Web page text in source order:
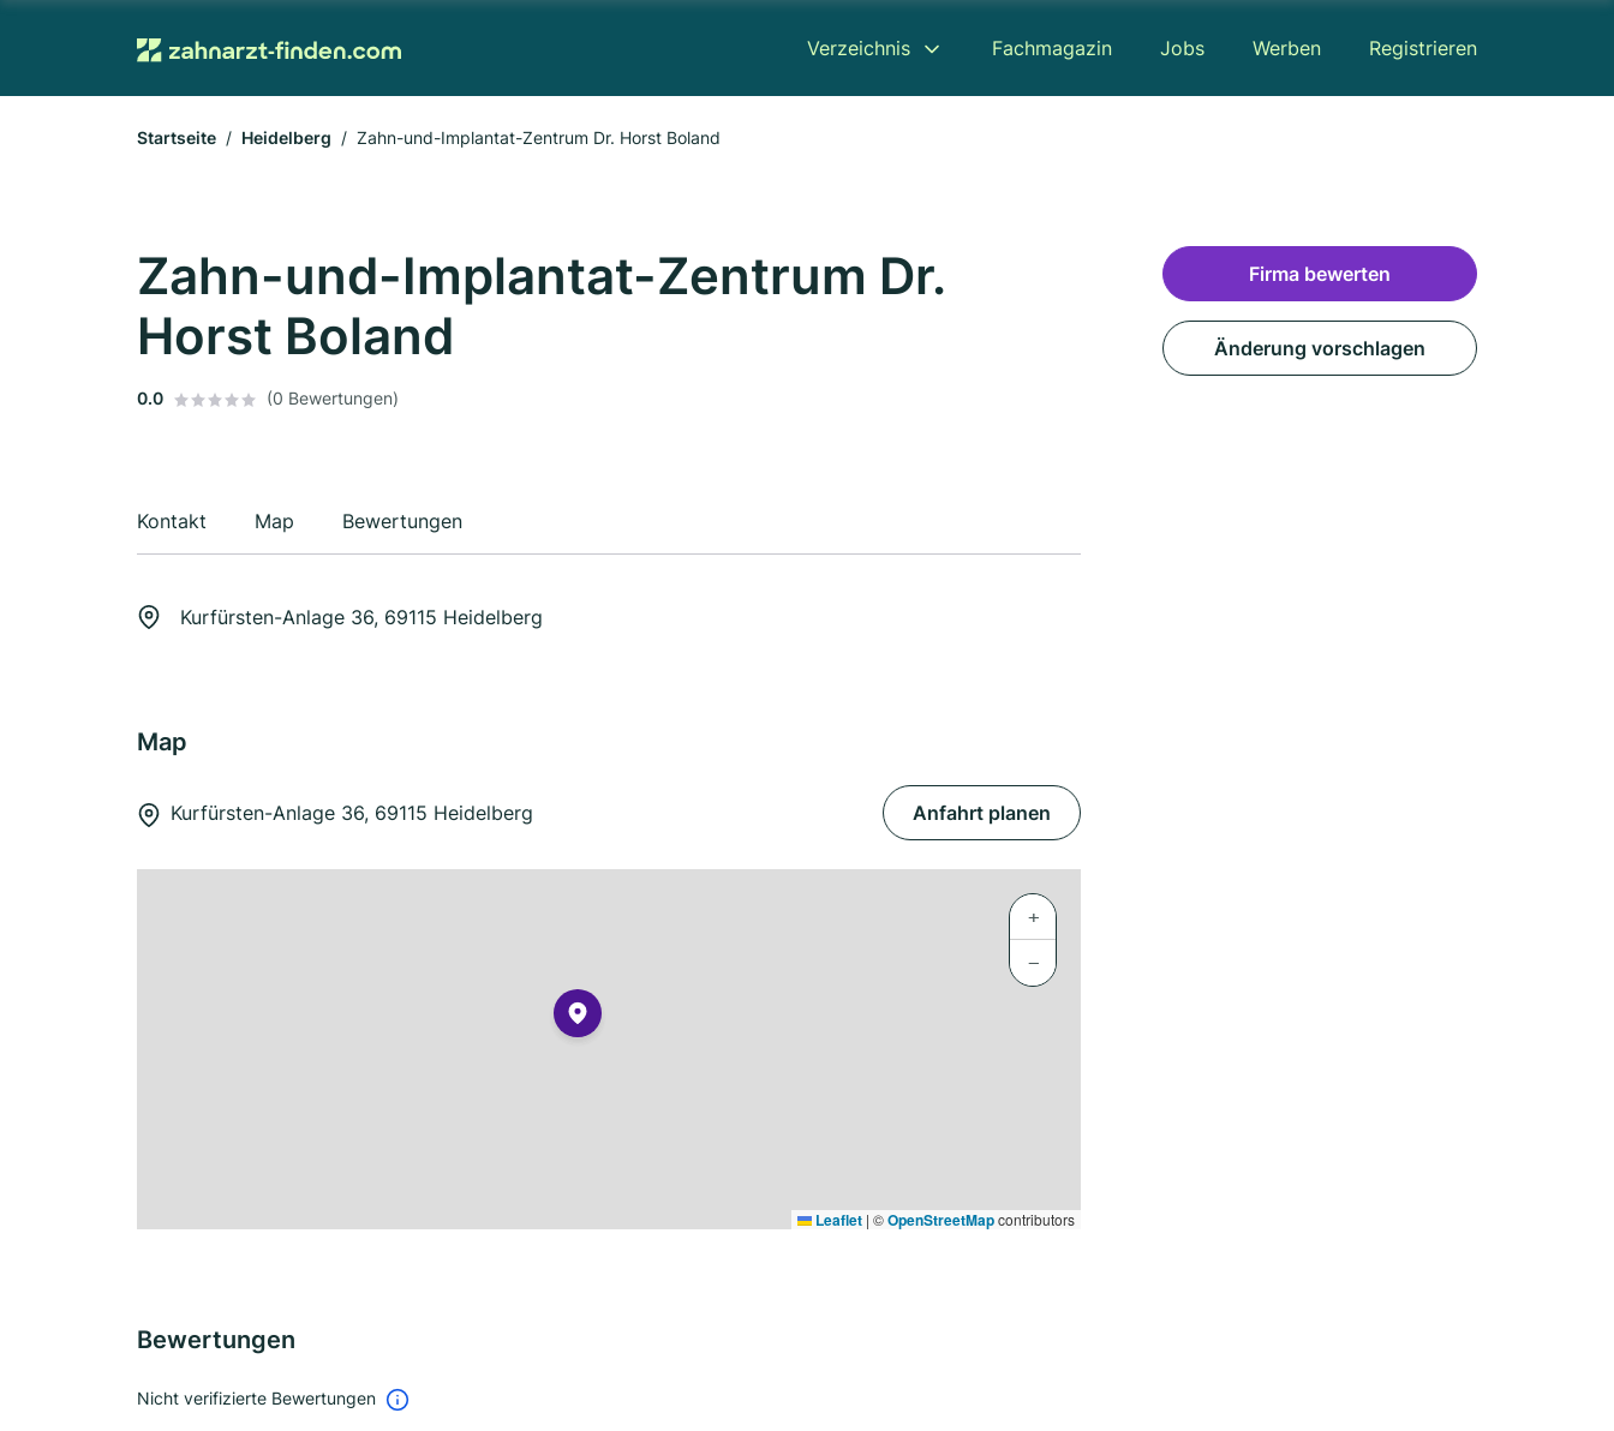
Verzeichnis Fachmagazin Jobs Werben Registrieren
Startseite Heidelberg Zahn-und-Implantat-Zentrum Dr. Horst Boland
Zahn-und-Implantat-Zentrum Dr.
Horst Boland
0.0 (0 Bewertungen)
Kontakt Map Bewertungen
Kurfürsten-Anlage 36, 69115 Heidelberg
Map
Kurfürsten-Anlage 36, 69115 Heidelberg Anfahrt planen
+
−
Leaflet | ©OpenStreetMapcontributors
Bewertungen
Nicht verifizierte Bewertungen
Firma bewerten
Änderung vorschlagen